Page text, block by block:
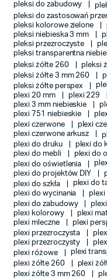
pleksi do zabudowy
pleksi do zastosowań
pleksi kolorowe zielone
pleksi niebieska 3 mm
pleksi przezroczyste
pleksi transparentna
pleksi żółte 260
pleksi
pleksi żółte 3 mm 260
pleksi żółte perspex
plexi 20 mm
plexi 229
plexi 3 mm niebieskie
plexi 751 niebieskie
plexi czerwone
plexi
plexi czerwone arkusz
plexi do druku
plexi do
plexi do mebli
plexi do
plexi do oświetlenia
plexi do projektów DIY
plexi do szkła
plexi do
plexi do wycinania
plexi
plexi do zabudowy
plexi kolorowy
plexi
plexi mleczne
plexi
plexi przezroczysta
plexi przezroczysty
plexi różowe
plexi
plexi żółte 260
plexi
plexi żółte 3 mm 260